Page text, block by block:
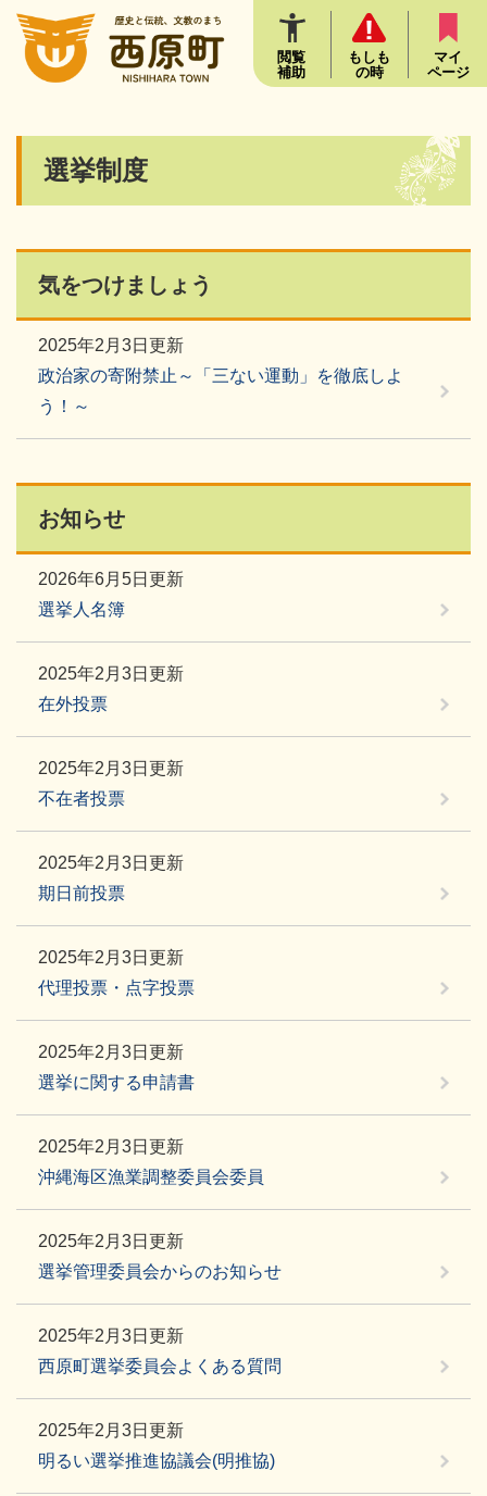
メニューを飛ばして本文へ
閲覧
補助
もしも
の時
マイ
ページ
選挙制度
気をつけましょう
2025年2月3日更新
政治家の寄附禁止～「三ない運動」を徹底しよ
う！～
お知らせ
2026年6月5日更新
選挙人名簿
2025年2月3日更新
在外投票
2025年2月3日更新
不在者投票
2025年2月3日更新
期日前投票
2025年2月3日更新
代理投票・点字投票
2025年2月3日更新
選挙に関する申請書
2025年2月3日更新
沖縄海区漁業調整委員会委員
2025年2月3日更新
選挙管理委員会からのお知らせ
2025年2月3日更新
西原町選挙委員会よくある質問
2025年2月3日更新
明るい選挙推進協議会(明推協)